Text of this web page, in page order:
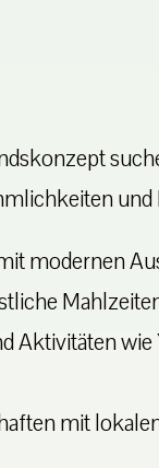
modernen
Aktivitäten
mit